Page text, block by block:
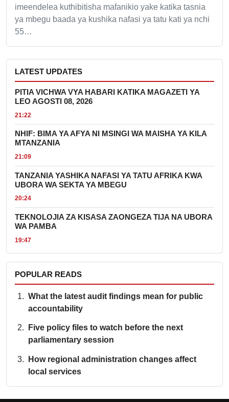
imeendelea kuthibitisha mafanikio yake katika tasnia
ya mbegu baada ya kushika nafasi ya tatu kati ya nchi
55…
LATEST UPDATES
PITIA VICHWA VYA HABARI KATIKA MAGAZETI YA
LEO AGOSTI 08, 2026
21:22
NHIF: BIMA YA AFYA NI MSINGI WA MAISHA YA KILA
MTANZANIA
21:09
TANZANIA YASHIKA NAFASI YA TATU AFRIKA KWA
UBORA WA SEKTA YA MBEGU
20:24
TEKNOLOJIA ZA KISASA ZAONGEZA TIJA NA UBORA
WA PAMBA
19:47
POPULAR READS
What the latest audit findings mean for public
accountability
Five policy files to watch before the next
parliamentary session
How regional administration changes affect
local services